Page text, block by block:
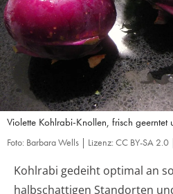
Violette Kohlrabi-Knollen, frisch geerntet
Foto: Barbara Wells | Lizenz: CC BY-SA
Kohlrabi gedeiht optimal an
halbschattigen Standorten